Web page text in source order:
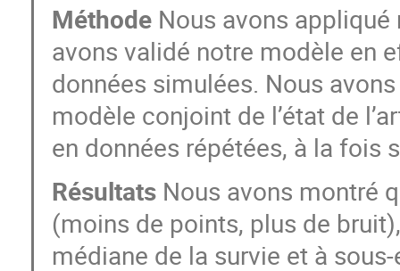
MéthodeNous avons appliqué
avons validé notre modèle en
données simulées. Nous
modèle conjoint de l’état de
en données répétées, à la fois
RésultatsNous avons montré
(moins de points, plus de
médiane de la survie et à